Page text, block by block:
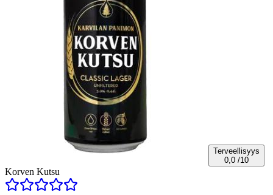
Terveellisyys
0,0 /10
Korven Kutsu